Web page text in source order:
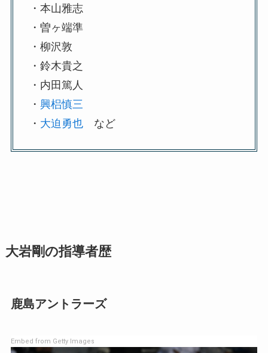
・本山雅志
・曽ヶ端準
・柳沢敦
・鈴木貴之
・内田篤人
・ 興梠慎三
・ 大迫勇也など
大岩剛の指導者歴
鹿島アントラーズ
Embed from Getty Images